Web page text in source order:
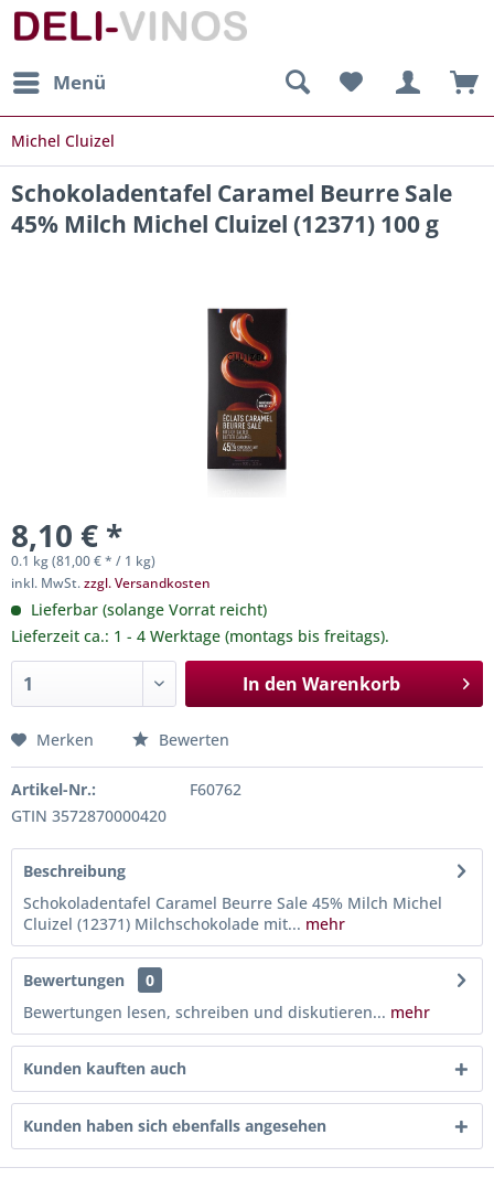
Menü
Michel Cluizel
Schokoladentafel Caramel Beurre Sale
45% Milch Michel Cluizel (12371) 100 g
8,10 € *
0.1 kg (81,00 € * / 1 kg)
inkl. MwSt.zzgl. Versandkosten
Lieferbar (solange Vorrat reicht)
Lieferzeit ca.: 1 - 4 Werktage (montags bis freitags).
In den Warenkorb
Merken Bewerten
Artikel-Nr.:
F60762
GTIN 3572870000420
Beschreibung
Schokoladentafel Caramel Beurre Sale 45% Milch Michel
Cluizel (12371) Milchschokolade mit... mehr
Bewertungen
0
Bewertungen lesen, schreiben und diskutieren... mehr
Kunden kauften auch
Kunden haben sich ebenfalls angesehen